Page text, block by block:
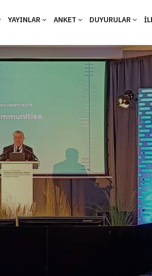
YAYINLAR ANKET DUYURULAR